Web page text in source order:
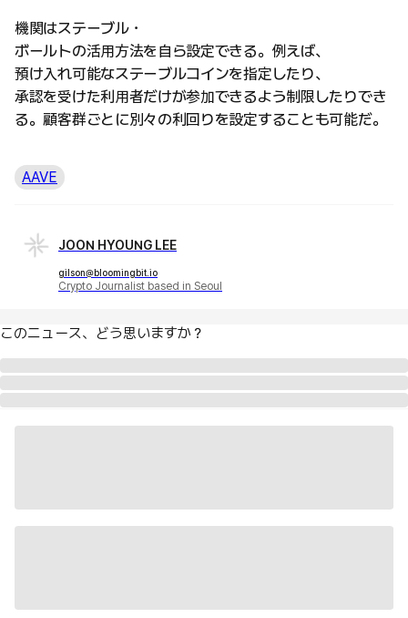
機関はステーブル・
ボールトの活用方法を自ら設定できる。例えば、
預け入れ可能なステーブルコインを指定したり、
承認を受けた利用者だけが参加できるよう制限したりでき
る。顧客群ごとに別々の利回りを設定することも可能だ。
AAVE
JOON HYOUNG LEE
gilson@bloomingbit.io
Crypto Journalist based in Seoul
このニュース、どう思いますか？